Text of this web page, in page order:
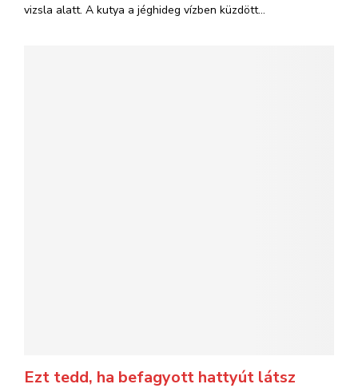
vizsla alatt. A kutya a jéghideg vízben küzdött...
Ezt tedd, ha befagyott hattyút látsz